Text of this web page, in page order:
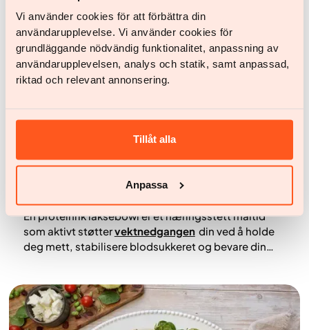
Vi använder cookies för att förbättra din
användarupplevelse. Vi använder cookies för
grundläggande nödvändig funktionalitet, anpassning av
användarupplevelsen, analys och statik, samt anpassad,
riktad och relevant annonsering.
Tillåt alla
Anpassa
Laks- og risskål – proteinrik og næringstett
En proteinrik laksebowl er et næringsstett måltid
som aktivt støttervektnedgangen din ved å holde
deg mett, stabilisere blodsukkeret og bevare din
edamamebønner og fullkorn skaper du et balansert
måltid som er næringstett og proteinrik. Denne
guiden går gjennom nøyaktig hvorfor disse